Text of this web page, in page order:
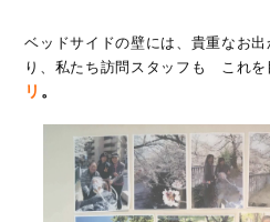
ベッドサイドの壁には、貴重なお
り、私たち訪問スタッフも これを
リ